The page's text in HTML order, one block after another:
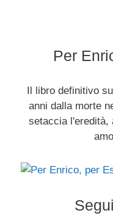
Per
Il libro definitivo su
anni dalla morte
setaccia l'eredità,